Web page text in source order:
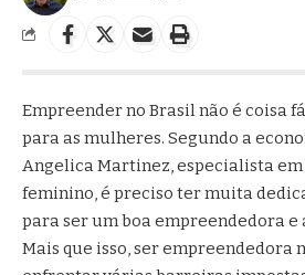
Empreender no Brasil não é coisa
para as mulheres. Segundo a
Angelica Martinez, especialista
feminino, é preciso ter muita
para ser um boa empreendedora e
Mais que isso, ser empreendedora